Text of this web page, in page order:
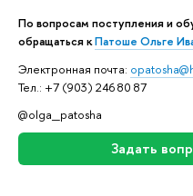
По вопросам поступления и
обращаться кПатоше Ольге
Электронная почта:
Тел.: +7 (903) 246 80 87
@olga_patosha
Задать